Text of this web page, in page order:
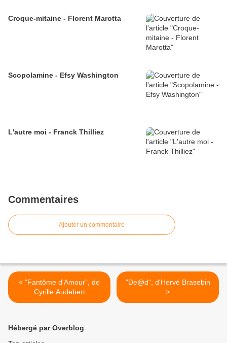
Croque-mitaine - Florent Marotta
Scopolamine - Efsy Washington
L'autre moi - Franck Thilliez
Commentaires
Ajouter un commentaire
< "Fantôme d'Amour", de
Cyrille Audebert
"De@d", d'Hervé Brasebin
>
Hébergé par Overblog